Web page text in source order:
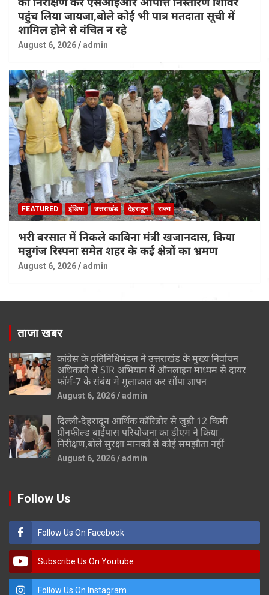
पहुंच लिया जायजा,बोले कोई भी पात्र मतदाता सूची में
शामिल होने से वंचित न रहे
August 6, 2026 admin
FEATURED इंडिया उत्तराखंड देहरादून राज्य
भरी बरसात में निकले काबिना मंत्री खजानदास, किया
मन्नुगंज रिस्पना समेत शहर के कई क्षेत्रों का भ्रमण
August 6, 2026 admin
ताजा खबर
कांग्रेस के प्रतिनिधिमंडल ने उत्तराखंड के मुख्य निर्वाचन
अधिकारी से SIR अभियान में ऑनलाइन माध्यम से दायर
फॉर्म-7 के संबंध मे मुलाकात कर सौंपा ज्ञापन
August 6, 2026 admin
दिल्ली-देहरादून आर्थिक कॉरिडोर से जुड़ी 12 किमी
ग्रीनफील्ड बाईपास परियोजना का डीएम ने किया
निरीक्षण,बोले सुरक्षा मानकों से कोई समझौता नहीं
August 6, 2026 admin
Follow Us
Follow Us On Facebook
Subscribe Us On Youtube
Follow Us On Instagram